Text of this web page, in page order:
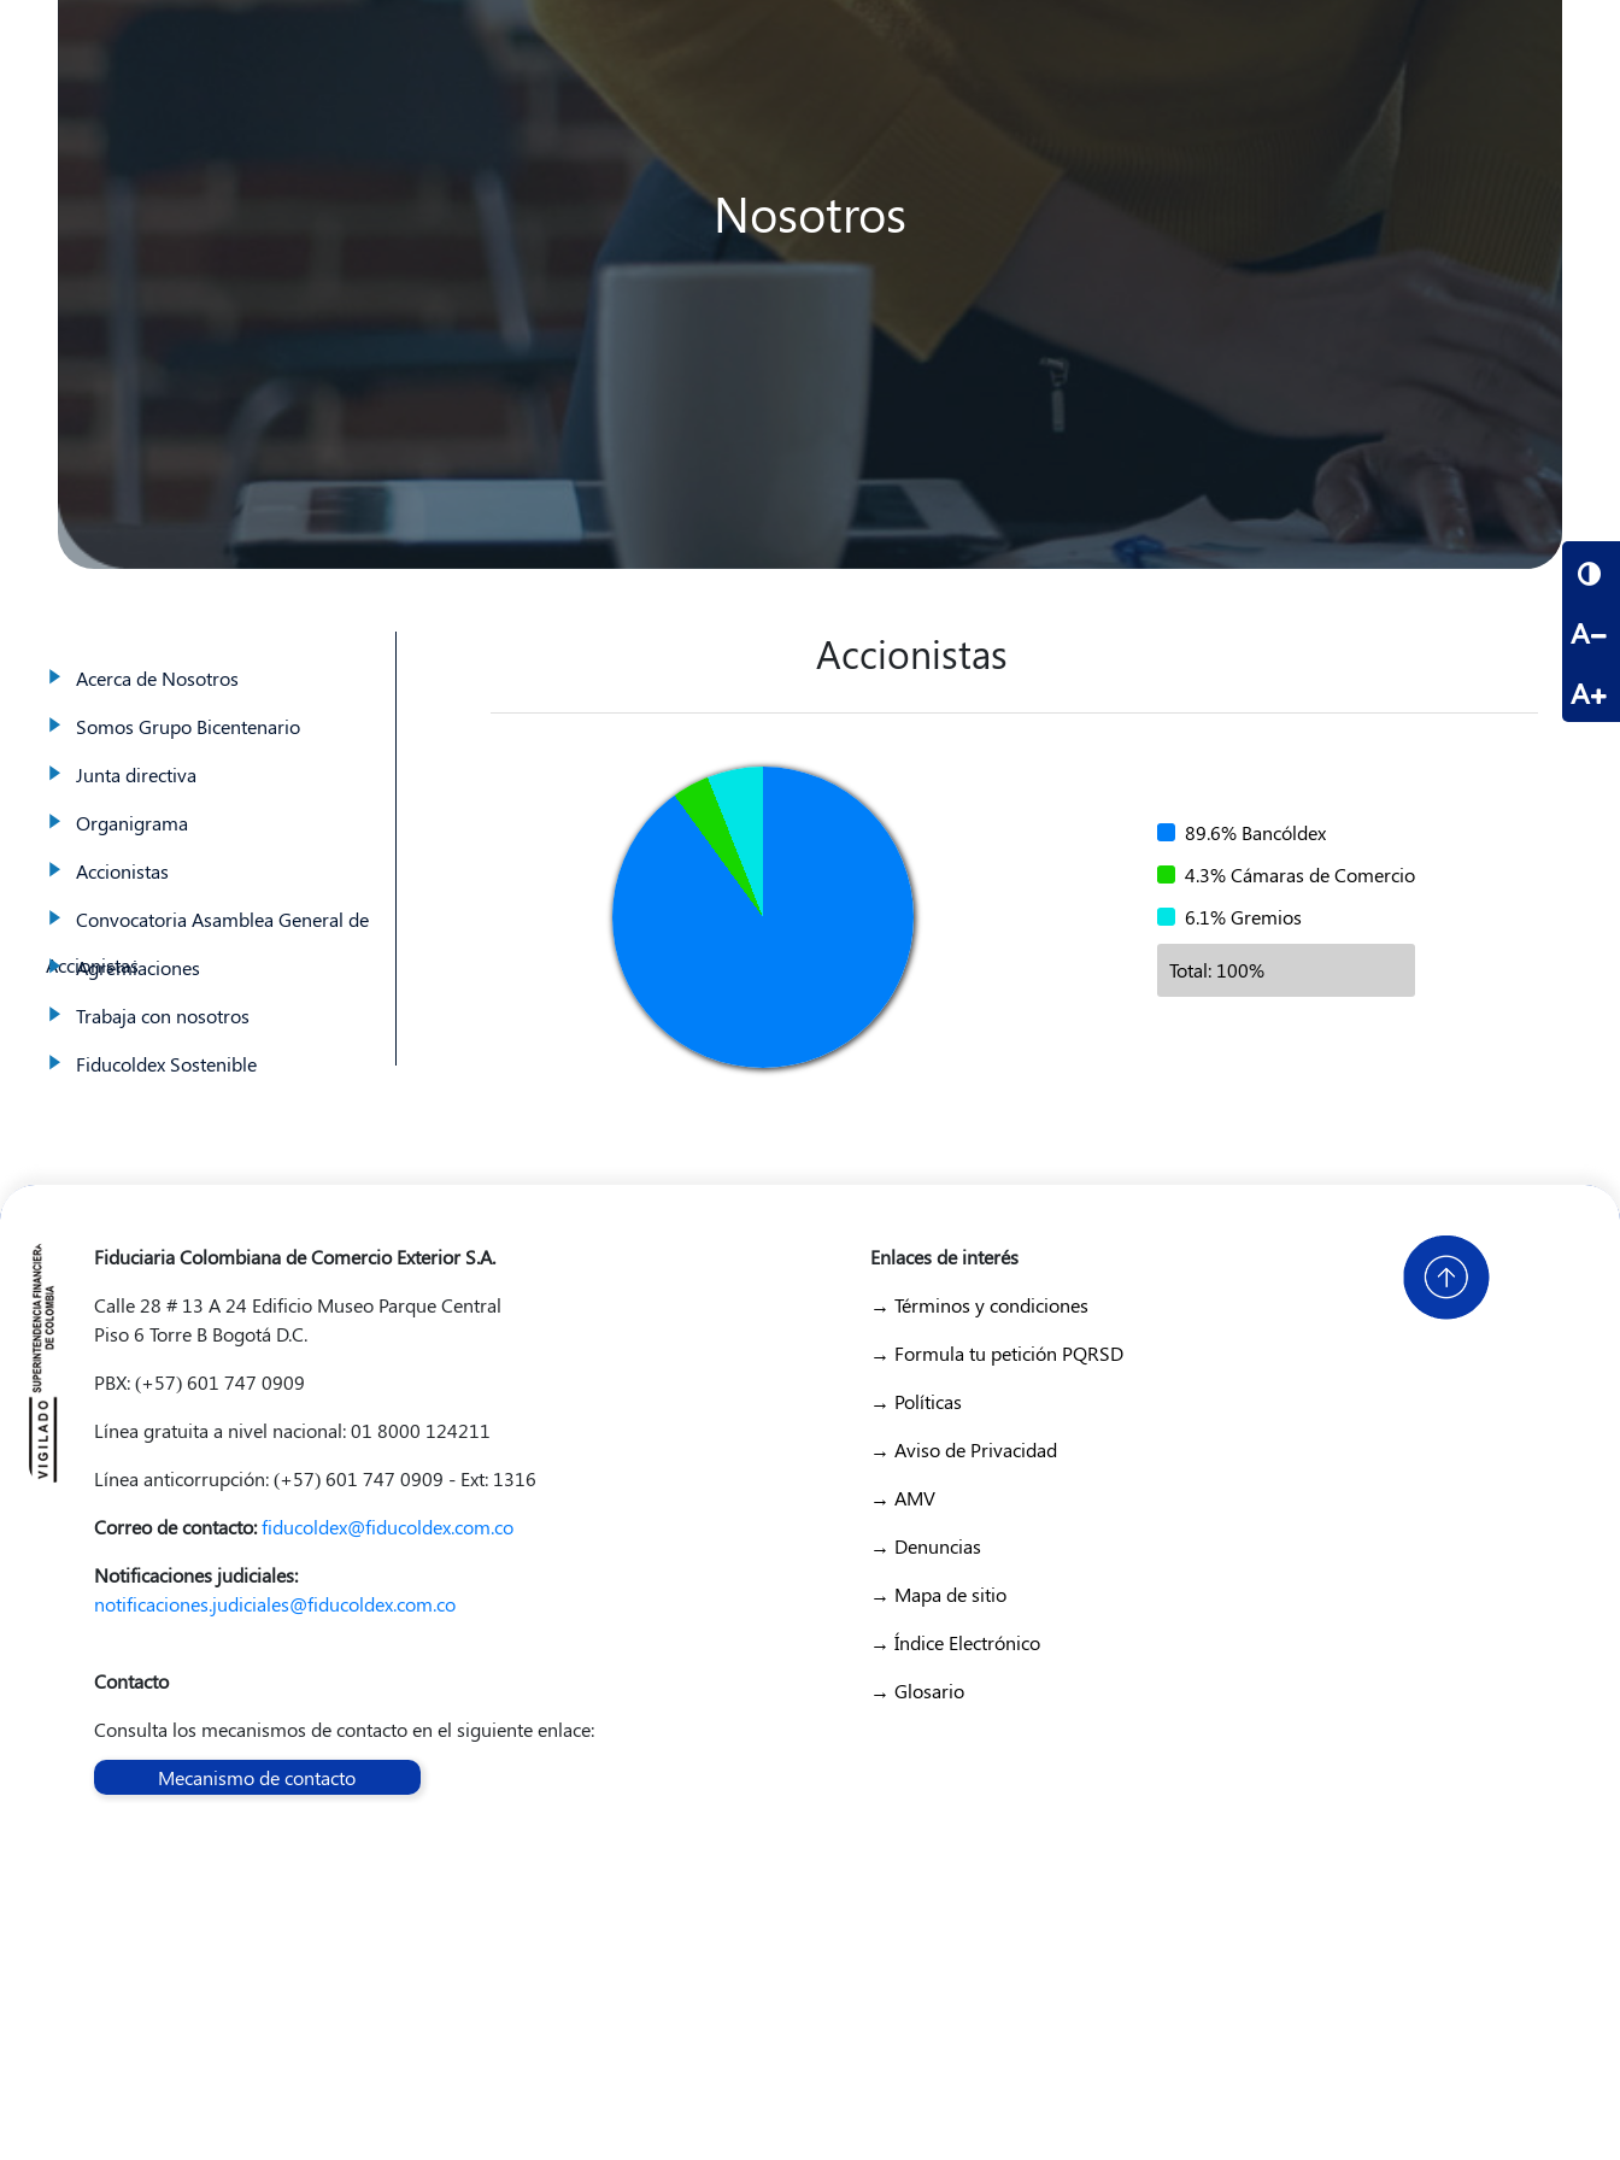
A
A
Nosotros
Acerca de Nosotros
Somos Grupo Bicentenario
Junta directiva
Organigrama
Accionistas
Convocatoria Asamblea General de
Accionistas
Agremiaciones
Trabaja con nosotros
Fiducoldex Sostenible
Accionistas
89.6% Bancóldex
4.3% Cámaras de Comercio
6.1% Gremios
Total: 100%
Fiduciaria Colombiana de Comercio Exterior S.A.
Calle 28 # 13 A 24 Edificio Museo Parque Central
Piso 6 Torre B Bogotá D.C.
PBX: (+57) 601 747 0909
Línea gratuita a nivel nacional: 01 8000 124211
Línea anticorrupción: (+57) 601 747 0909 - Ext: 1316
Correo de contacto:fiducoldex@fiducoldex.com.co
Notificaciones judiciales:
notificaciones.judiciales@fiducoldex.com.co
Contacto
Consulta los mecanismos de contacto en el siguiente enlace:
Mecanismo de contacto
Enlaces de interés
→ Términos y condiciones
→ Formula tu petición PQRSD
→ Políticas
→ Aviso de Privacidad
→ AMV
→ Denuncias
→ Mapa de sitio
→ Índice Electrónico
→ Glosario